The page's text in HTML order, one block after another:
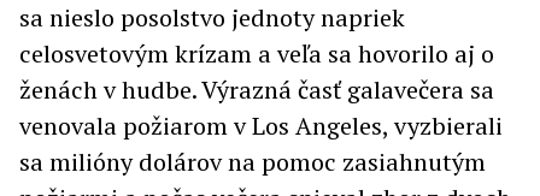
sa nieslo posolstvo jednoty napriek
celosvetovým krízam a veľa sa hovorilo aj o
ženách v hudbe. Výrazná časť galavečera sa
venovala požiarom v Los Angeles, vyzbierali
sa milióny dolárov na pomoc zasiahnutým